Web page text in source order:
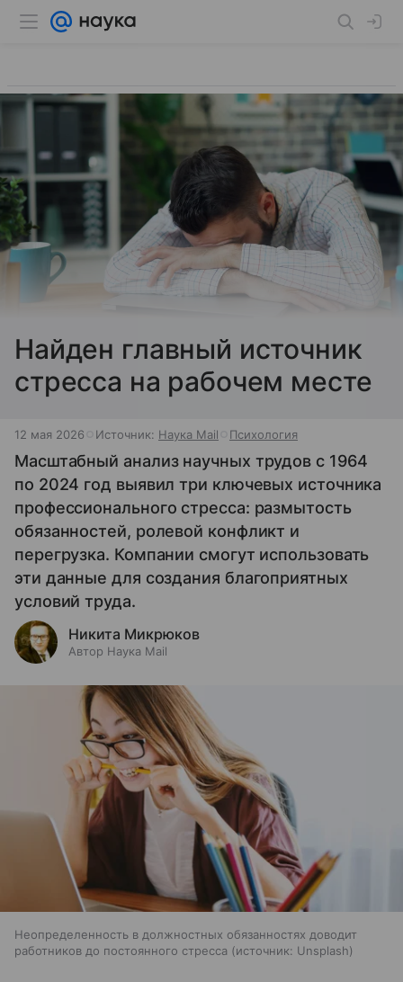
Найден главный источник
стресса на рабочем месте
12 мая 2026 Источник: Наука Mail Психология
Масштабный анализ научных трудов с 1964
по 2024 год выявил три ключевых источника
профессионального стресса: размытость
обязанностей, ролевой конфликт и
перегрузка. Компании смогут использовать
эти данные для создания благоприятных
условий труда.
Никита Микрюков
Автор Наука Mail
Неопределенность в должностных обязанностях доводит
работников до постоянного стресса
источник: Unsplash